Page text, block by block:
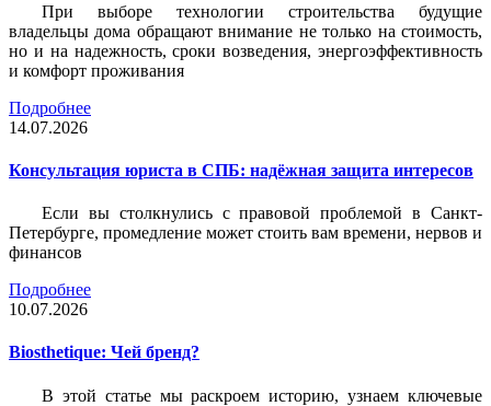
При выборе технологии строительства будущие
владельцы дома обращают внимание не только на стоимость,
но и на надежность, сроки возведения, энергоэффективность
и комфорт проживания
Подробнее
14.07.2026
Консультация юриста в СПБ: надёжная защита интересов
Если вы столкнулись с правовой проблемой в Санкт-
Петербурге, промедление может стоить вам времени, нервов и
финансов
Подробнее
10.07.2026
Biosthetique: Чей бренд?
В этой статье мы раскроем историю, узнаем ключевые